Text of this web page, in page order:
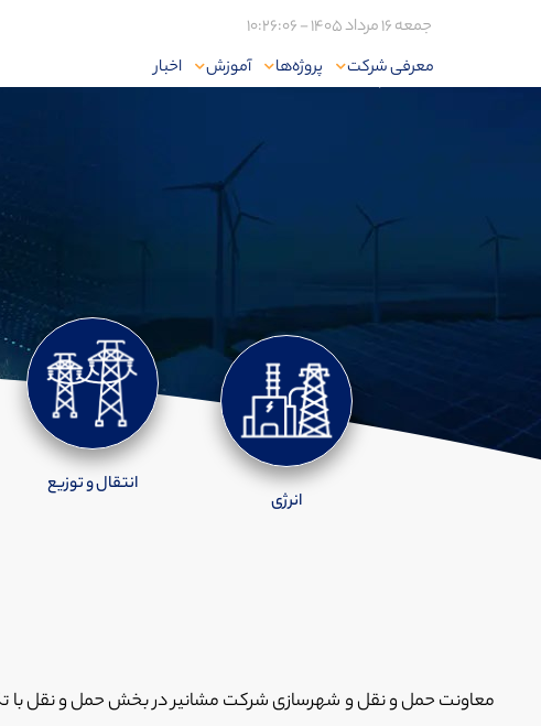
جمعه 16 مرداد 1405 - 10:26:06
معرفی شرکت
پروژه‌ها آموزش اخبار خانه پروژه‌ها حمل و نقل
انرژی
انتقال و توزیع
معاونت حمل و نقل و شهرسازی شرکت مشانیر در بخش حمل و نقل با